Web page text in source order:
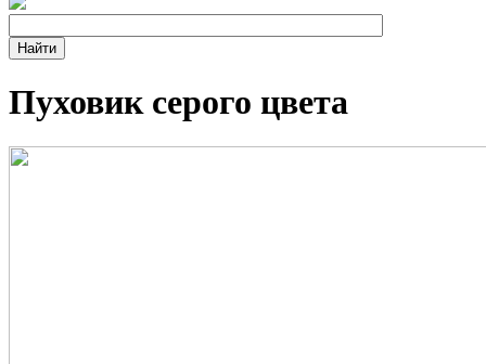
Пуховик серого цвета